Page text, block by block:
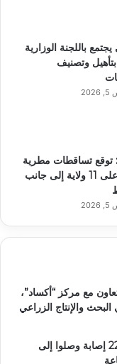
باللجنة الوزارية
بتأهيل وتصنيف
توقع تساقطات مطرية
متفاوتة على 11 ولاية إلى جانب
مع مركز “أكساد”،
والإنتاج الزراعي
قطاع غزة: ثلاثة شهداء و22 إصابة وصلوا إلى